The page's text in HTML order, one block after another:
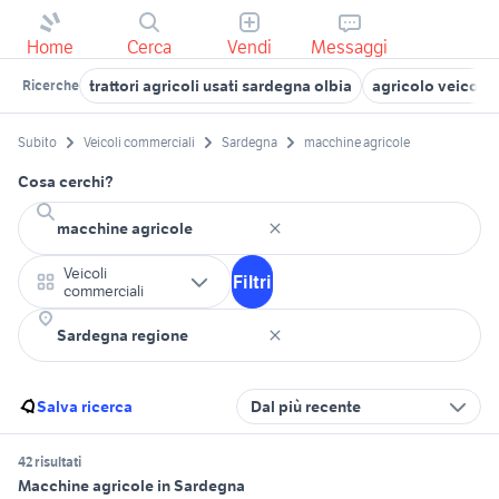
Home Cerca Vendi Messaggi
Ricerche trattori agricoli usati sardegna olbia agricolo veicoli
Subito Veicoli commerciali Sardegna macchine agricole
Cosa cerchi?
Veicoli
commerciali
Filtri
Salva ricerca Dal più recente
42 risultati
Macchine agricole in Sardegna